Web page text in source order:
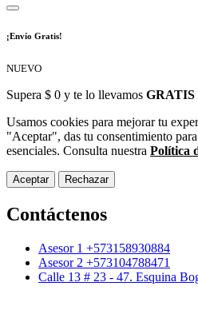
¡Envío Gratis!
NUEVO
Supera $ 0 y te lo llevamos GRATIS
Usamos cookies para mejorar tu
"Aceptar", das tu consentimiento
esenciales. Consulta nuestra Política
Aceptar Rechazar
Contáctenos
Asesor 1 +573158930884
Asesor 2 +573104788471
Calle 13 # 23 - 47. Esquina